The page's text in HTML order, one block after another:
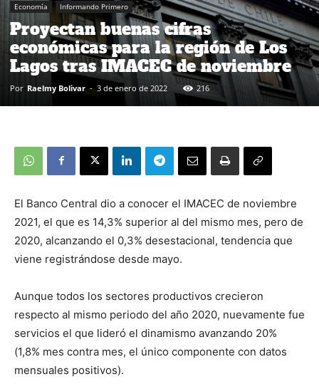
Economía Informando Primero
Proyectan buenas cifras
económicas para la región de Los
Lagos tras IMACEC de noviembre
Por Raelmy Bolivar - 3 de enero de 2022 216
El Banco Central dio a conocer el IMACEC de noviembre
2021, el que es 14,3% superior al del mismo mes, pero de
2020, alcanzando el 0,3% desestacional, tendencia que
viene registrándose desde mayo.
Aunque todos los sectores productivos crecieron
respecto al mismo periodo del año 2020, nuevamente fue
servicios el que lideró el dinamismo avanzando 20%
(1,8% mes contra mes, el único componente con datos
mensuales positivos).